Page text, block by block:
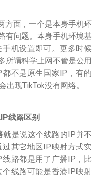
方面，一个是本身手机环
有问题。本身手机环境基
机设置即可。更多时候
所谓科学上网不管是公用
不是原生国家IP，有的
出现TikTok没有网络。
线路区别
就是说这个线路的IP并不
其它地区IP映射方式实
路都是用了广播IP，比
线路可能是香港IP映射